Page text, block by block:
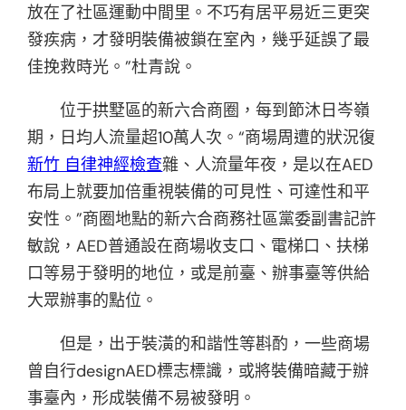
放在了社區運動中間里。不巧有居平易近三更突
發疾病，才發明裝備被鎖在室內，幾乎延誤了最
佳挽救時光。”杜青說。
位于拱墅區的新六合商圈，每到節沐日岑嶺
期，日均人流量超10萬人次。“商場周遭的狀況復
新竹 自律神經檢查雜、人流量年夜，是以在AED
布局上就要加倍重視裝備的可見性、可達性和平
安性。”商圈地點的新六合商務社區黨委副書記許
敏說，AED普通設在商場收支口、電梯口、扶梯
口等易于發明的地位，或是前臺、辦事臺等供給
大眾辦事的點位。
但是，出于裝潢的和諧性等斟酌，一些商場
曾自行designAED標志標識，或將裝備暗藏于辦
事臺內，形成裝備不易被發明。